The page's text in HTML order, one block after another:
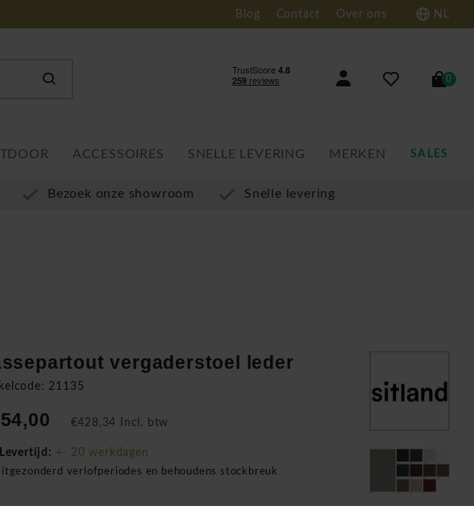
Blog Contact Over ons NL
0
ACCESSOIRES SNELLE LEVERING MERKEN SALES
Bezoek onze showroom Snelle levering
vergaderstoel leder
21135
€428,34 Incl. btw
Levertijd: +- 20 werkdagen
verlofperiodes en behoudens stockbreuk